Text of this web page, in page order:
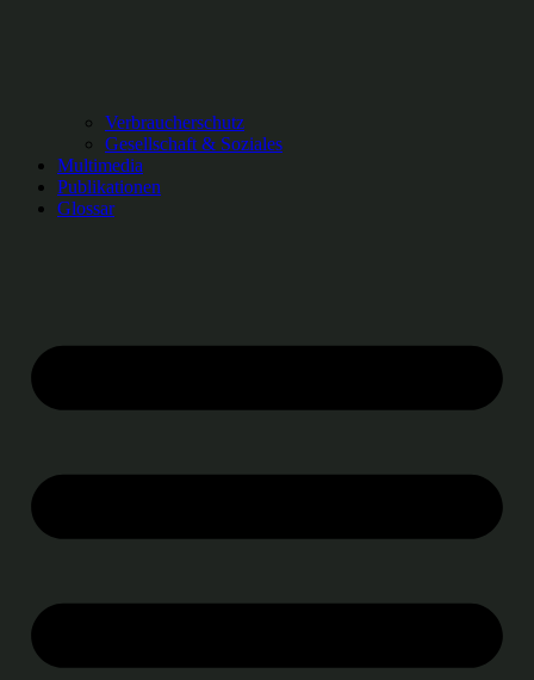
Verbraucherschutz
Gesellschaft & Soziales
Multimedia
Publikationen
Glossar